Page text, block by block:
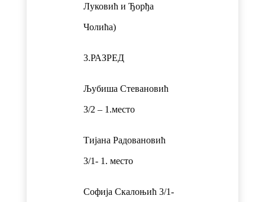
Луковић и Ђорђа
Чолића)
3.РАЗРЕД
Љубиша Стевановић
3/2 – 1.место
Тијана Радовановић
3/1- 1. место
Софија Скалоњић 3/1-